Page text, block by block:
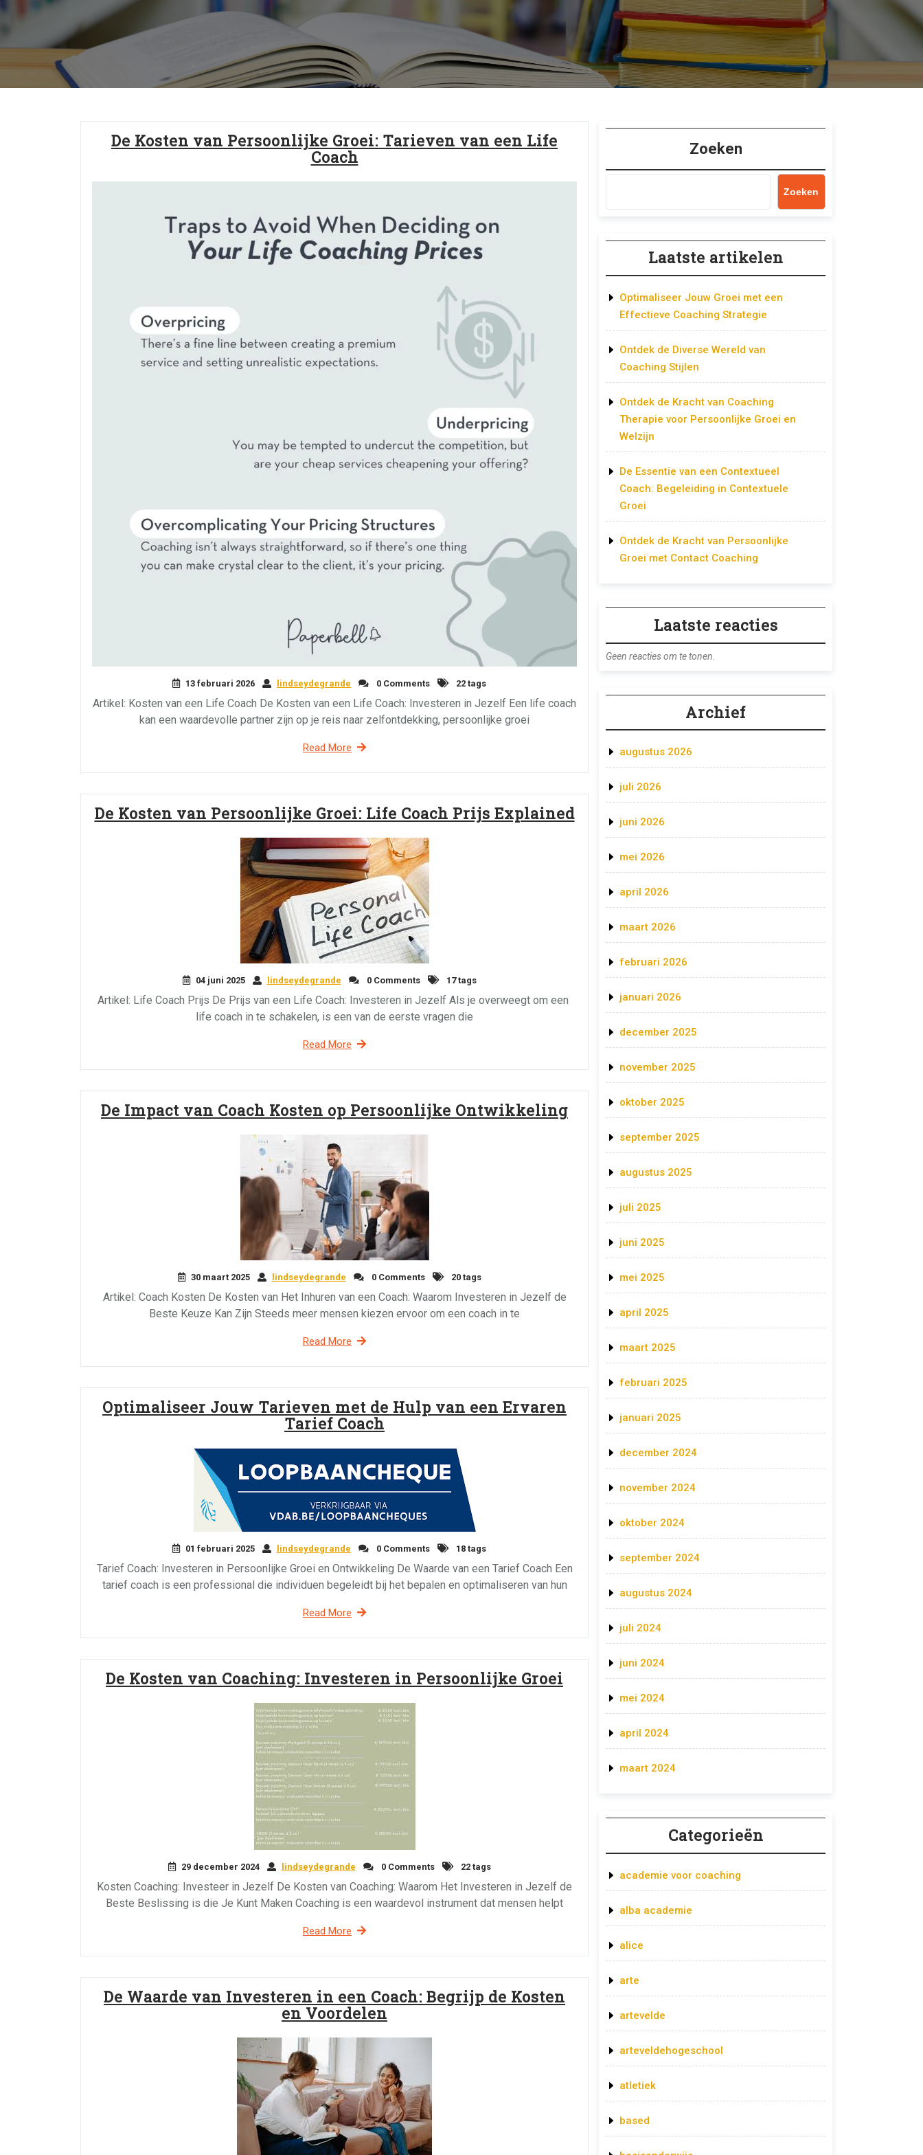
De Kosten van Persoonlijke Groei: Tarieven van een Life
Coach
13 februari 2026 lindseydegrande 0 Comments 22 tags
Artikel: Kosten van een Life Coach De Kosten van een Life Coach: Investeren in Jezelf Een life coach
kan een waardevolle partner zijn op je reis naar zelfontdekking, persoonlijke groei
Read More
De Kosten van Persoonlijke Groei: Life Coach Prijs Explained
04 juni 2025 lindseydegrande 0 Comments 17 tags
Artikel: Life Coach Prijs De Prijs van een Life Coach: Investeren in Jezelf Als je overweegt om een ​​
life coach in te schakelen, is een van de eerste vragen die
Read More
De Impact van Coach Kosten op Persoonlijke Ontwikkeling
30 maart 2025 lindseydegrande 0 Comments 20 tags
Artikel: Coach Kosten De Kosten van Het Inhuren van een Coach: Waarom Investeren in Jezelf de
Beste Keuze Kan Zijn Steeds meer mensen kiezen ervoor om een coach in te
Read More
Optimaliseer Jouw Tarieven met de Hulp van een Ervaren
Tarief Coach
01 februari 2025 lindseydegrande 0 Comments 18 tags
Tarief Coach: Investeren in Persoonlijke Groei en Ontwikkeling De Waarde van een Tarief Coach Een
tarief coach is een professional die individuen begeleidt bij het bepalen en optimaliseren van hun
Read More
De Kosten van Coaching: Investeren in Persoonlijke Groei
29 december 2024 lindseydegrande 0 Comments 22 tags
Kosten Coaching: Investeer in Jezelf De Kosten van Coaching: Waarom Het Investeren in Jezelf de
Beste Beslissing is die Je Kunt Maken Coaching is een waardevol instrument dat mensen helpt
Read More
De Waarde van Investeren in een Coach: Begrijp de Kosten
en Voordelen
Zoeken
Zoeken
Laatste artikelen
Optimaliseer Jouw Groei met een
Effectieve Coaching Strategie
Ontdek de Diverse Wereld van
Coaching Stijlen
Ontdek de Kracht van Coaching
Therapie voor Persoonlijke Groei en
Welzijn
De Essentie van een Contextueel
Coach: Begeleiding in Contextuele
Groei
Ontdek de Kracht van Persoonlijke
Groei met Contact Coaching
Laatste reacties
Geen reacties om te tonen.
Archief
augustus 2026
juli 2026
juni 2026
mei 2026
april 2026
maart 2026
februari 2026
januari 2026
december 2025
november 2025
oktober 2025
september 2025
augustus 2025
juli 2025
juni 2025
mei 2025
april 2025
maart 2025
februari 2025
januari 2025
december 2024
november 2024
oktober 2024
september 2024
augustus 2024
juli 2024
juni 2024
mei 2024
april 2024
maart 2024
Categorieën
academie voor coaching
alba academie
alice
arte
artevelde
arteveldehogeschool
atletiek
based